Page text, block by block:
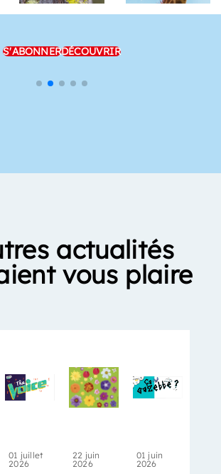
S'ABONNERDÉCOUVRIR
actualités
vous plaire
01 juillet
2026
22 juin
2026
01 juin
2026